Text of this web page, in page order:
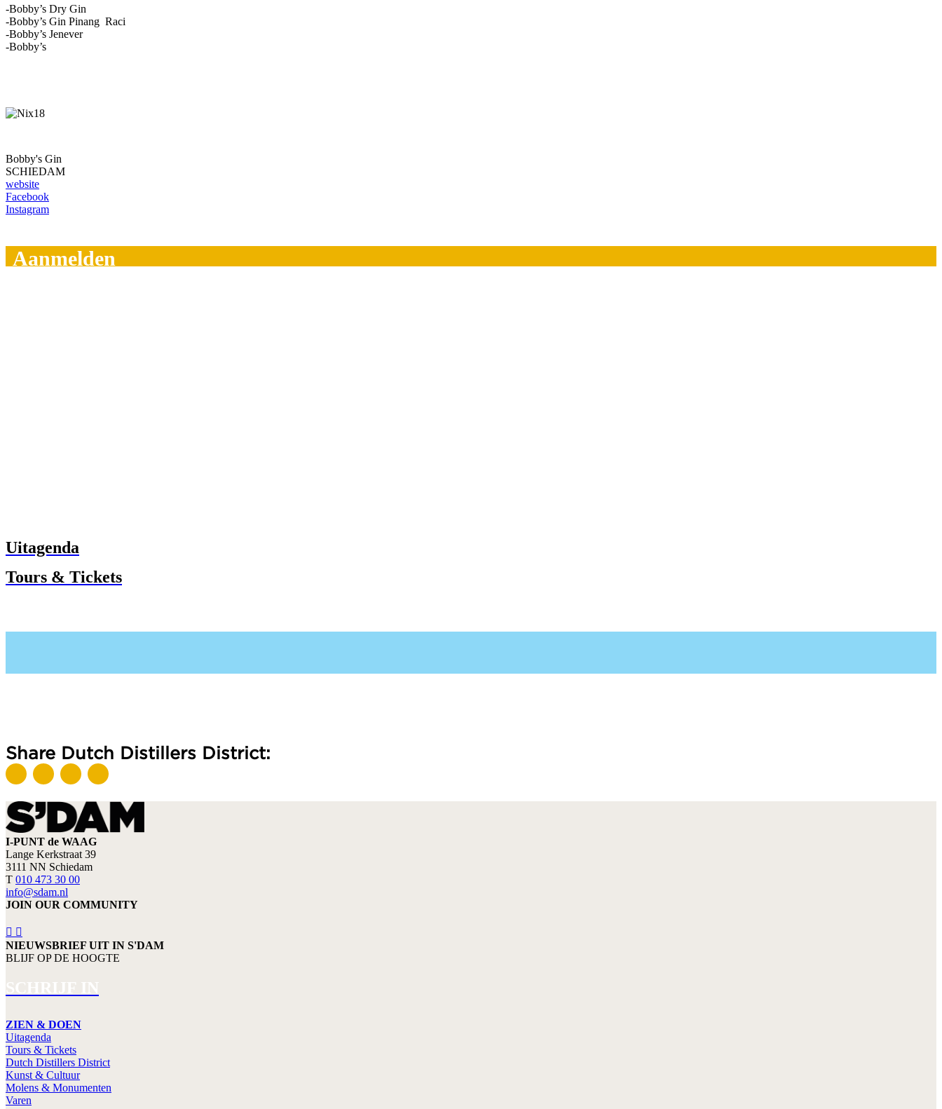
-Bobby’s Dry Gin
-Bobby’s Gin Pinang Raci
-Bobby’s Jenever
-Bobby’s
Bobby's Gin
SCHIEDAM
website
Facebook
Instagram
Aanmelden
Uitagenda
Tours & Tickets
Share Dutch Distillers District:
I-PUNT de WAAG
Lange Kerkstraat 39
3111 NN Schiedam
T 010 473 30 00
info@sdam.nl
JOIN OUR COMMUNITY
NIEUWSBRIEF UIT IN S'DAM
BLIJF OP DE HOOGTE
SCHRIJF IN
ZIEN & DOEN
Uitagenda
Tours & Tickets
Dutch Distillers District
Kunst & Cultuur
Molens & Monumenten
Varen